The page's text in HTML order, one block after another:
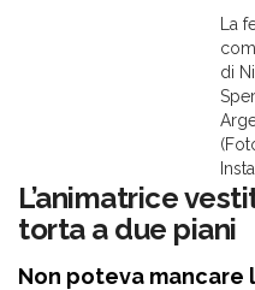
La
di
L’animatrice
torta a due piani
Non poteva mancare